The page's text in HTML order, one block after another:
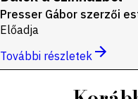
Presser Gábor szerzői
Előadja
További részletek